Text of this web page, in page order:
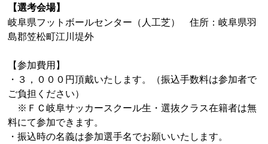
【選考会場】
岐阜県フットボールセンター（人工芝） 住所：岐阜県羽
島郡笠松町江川堤外
【参加費用】
・３，０００円頂戴いたします。（振込手数料は参加者で
ご負担ください）
※ＦＣ岐阜サッカースクール生・選抜クラス在籍者は無
料にて参加できます。
・振込時の名義は参加選手名でお願いいたします。